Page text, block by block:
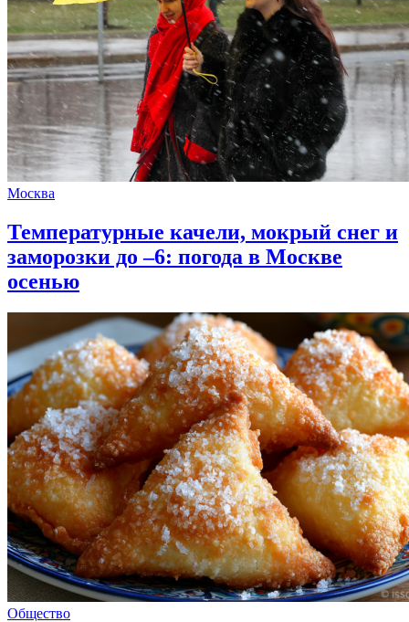
Москва
Температурные качели, мокрый снег и
заморозки до –6: погода в Москве
осенью
Общество